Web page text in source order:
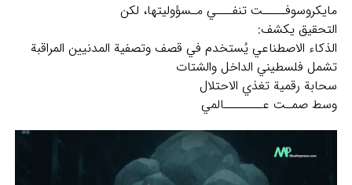
مايكروسوفــــت تنفـــي مـسؤوليتها، لكن
التحقيق يكشف:
الذكاء الاصطناعي يُستخدم في قصف وتصفية المدنيين المراقبة
تشمل فلسطيني الداخل والشتات
سحابة رقمية تغذي الاحتلال
وسط صمـت عـــــــالمي